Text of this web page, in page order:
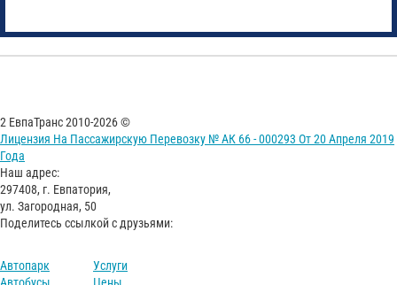
2 ЕвпаТранс 2010-2026 ©
Лицензия На Пассажирскую Перевозку № АК 66 - 000293 От 20 Апреля 2019
Года
Наш адрес:
297408, г. Евпатория,
ул. Загородная, 50
Поделитесь ссылкой с друзьями:
Автопарк
Автобусы
Услуги
Цены